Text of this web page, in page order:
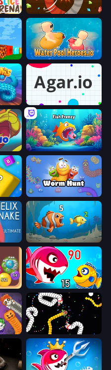
Digworm.io
Water Pool Heroes.io
Agar.io
Fish Frenzy
Worm Hunt
Hungry Ocean: Eat, Feed and Grow Fish
Fish Eat Getting Big
Snake Merge: Idle & io Zone Worms.io